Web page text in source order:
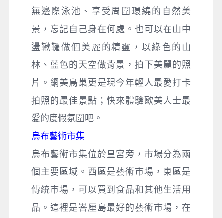
無邊際泳池、享受周圍環繞的自然美
景，忘記自己身在何處。也可以在山中
盪鞦韆做個美麗的精靈，以綠色的山
林、藍色的天空做背景，拍下美麗的照
片。網美鳥巢更是現今年輕人最愛打卡
拍照的最佳景點；快來體驗歐美人士最
愛的度假氛圍吧。
烏布藝術市集
烏布藝術市集位於皇宮旁，市場分為兩
個主要區域。西區是藝術市場，東區是
傳統市場，可以買到食品和其他生活用
品。這裡是峇厘島最好的藝術市場，在